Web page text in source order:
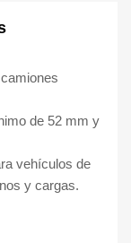
de 52 mm y
vehículos de
y cargas.